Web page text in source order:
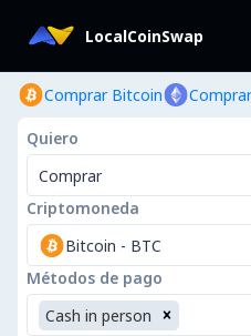
LocalCoinSwap
Comprar Bitcoin
Quiero
Comprar
Criptomoneda
Bitcoin - BTC
Métodos de pago
Cash in person